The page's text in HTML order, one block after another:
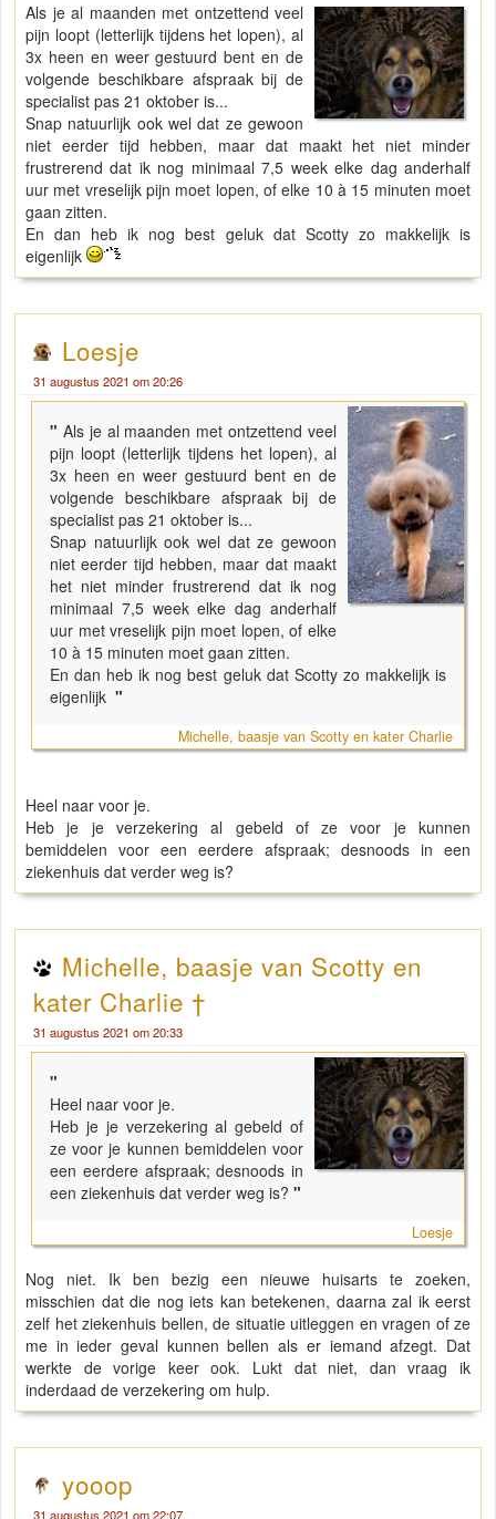
Als je al maanden met ontzettend veel
pijn loopt (letterlijk tijdens het lopen), al
3x heen en weer gestuurd bent en de
volgende beschikbare afspraak bij de
specialist pas 21 oktober is...
Snap natuurlijk ook wel dat ze gewoon
niet eerder tijd hebben, maar dat maakt het niet minder
frustrerend dat ik nog minimaal 7,5 week elke dag anderhalf
uur met vreselijk pijn moet lopen, of elke 10 à 15 minuten moet
gaan zitten.
En dan heb ik nog best geluk dat Scotty zo makkelijk is
eigenlijk
Loesje
31 augustus 2021 om 20:26
" Als je al maanden met ontzettend veel
pijn loopt (letterlijk tijdens het lopen), al
3x heen en weer gestuurd bent en de
volgende beschikbare afspraak bij de
specialist pas 21 oktober is...
Snap natuurlijk ook wel dat ze gewoon
niet eerder tijd hebben, maar dat maakt
het niet minder frustrerend dat ik nog
minimaal 7,5 week elke dag anderhalf
uur met vreselijk pijn moet lopen, of elke
10 à 15 minuten moet gaan zitten.
En dan heb ik nog best geluk dat Scotty zo makkelijk is
eigenlijk "
Michelle, baasje van Scotty en kater Charlie
Heel naar voor je.
Heb je je verzekering al gebeld of ze voor je kunnen
bemiddelen voor een eerdere afspraak; desnoods in een
ziekenhuis dat verder weg is?
Michelle, baasje van Scotty en
kater Charlie †
31 augustus 2021 om 20:33
"
Heel naar voor je.
Heb je je verzekering al gebeld of
ze voor je kunnen bemiddelen voor
een eerdere afspraak; desnoods in
een ziekenhuis dat verder weg is? "
Loesje
Nog niet. Ik ben bezig een nieuwe huisarts te zoeken,
misschien dat die nog iets kan betekenen, daarna zal ik eerst
zelf het ziekenhuis bellen, de situatie uitleggen en vragen of ze
me in ieder geval kunnen bellen als er iemand afzegt. Dat
werkte de vorige keer ook. Lukt dat niet, dan vraag ik
inderdaad de verzekering om hulp.
yooop
31 augustus 2021 om 22:07